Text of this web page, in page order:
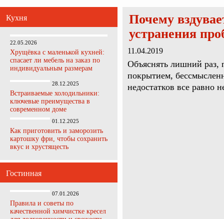
Кухня
22.05.2026
Хрущёвка с маленькой кухней:
спасает ли мебель на заказ по
индивидуальным размерам
28.12.2025
Встраиваемые холодильники:
ключевые преимущества в
современном доме
01.12.2025
Как приготовить и заморозить
картошку фри, чтобы сохранить
вкус и хрустящесть
Гостинная
07.01.2026
Правила и советы по
качественной химчистке кресел
Почему
устранения
11.04.2019
Объяснять лишний раз,
покрытием,
недостатков все равно